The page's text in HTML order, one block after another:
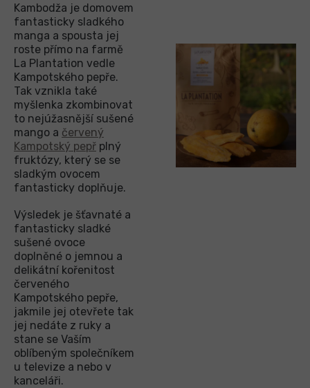
Kambodža je domovem
fantasticky sladkého
manga a spousta jej
roste přímo na farmě
La Plantation vedle
Kampotského pepře.
Tak vznikla také
myšlenka zkombinovat
to nejúžasnější sušené
mango a červený
Kampotský pepř plný
fruktózy, který se se
sladkým ovocem
fantasticky doplňuje.
Výsledek je šťavnaté a
fantasticky sladké
sušené ovoce
doplněné o jemnou a
delikátní kořenitost
červeného
Kampotského pepře,
jakmile jej otevřete tak
jej nedáte z ruky a
stane se Vaším
oblíbeným společníkem
u televize a nebo v
kanceláři.